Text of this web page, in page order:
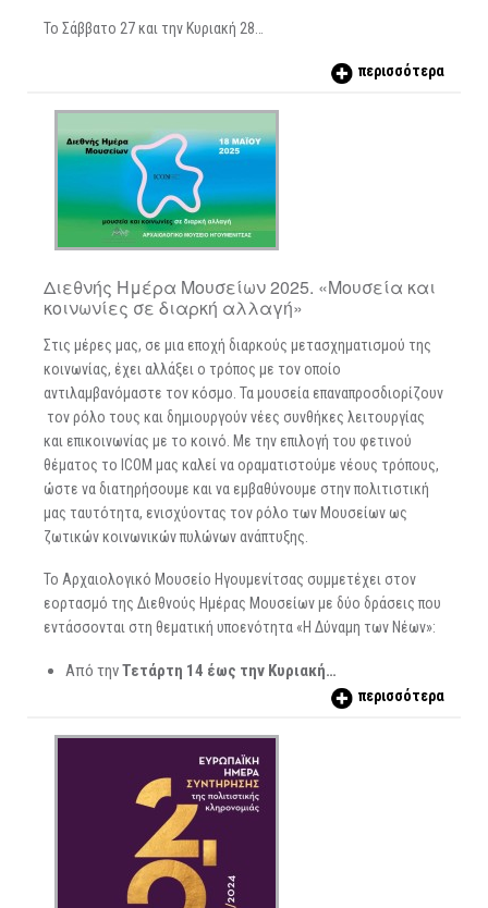
Το Σάββατο 27 και την Κυριακή 28…
περισσότερα
Διεθνής Ημέρα Μουσείων 2025. «Μουσεία και
κοινωνίες σε διαρκή αλλαγή»
Στις μέρες μας, σε μια εποχή διαρκούς μετασχηματισμού της
κοινωνίας, έχει αλλάξει ο τρόπος με τον οποίο
αντιλαμβανόμαστε τον κόσμο. Τα μουσεία επαναπροσδιορίζουν
τον ρόλο τους και δημιουργούν νέες συνθήκες λειτουργίας
και επικοινωνίας με το κοινό. Με την επιλογή του φετινού
θέματος το ICOM μας καλεί να οραματιστούμε νέους τρόπους,
ώστε να διατηρήσουμε και να εμβαθύνουμε στην πολιτιστική
μας ταυτότητα, ενισχύοντας τον ρόλο των Μουσείων ως
ζωτικών κοινωνικών πυλώνων ανάπτυξης.
Το Αρχαιολογικό Μουσείο Ηγουμενίτσας συμμετέχει στον
εορτασμό της Διεθνούς Ημέρας Μουσείων με δύο δράσεις που
εντάσσονται στη θεματική υποενότητα «Η Δύναμη των Νέων»:
Από τηνΤετάρτη 14 έως την Κυριακή…
περισσότερα